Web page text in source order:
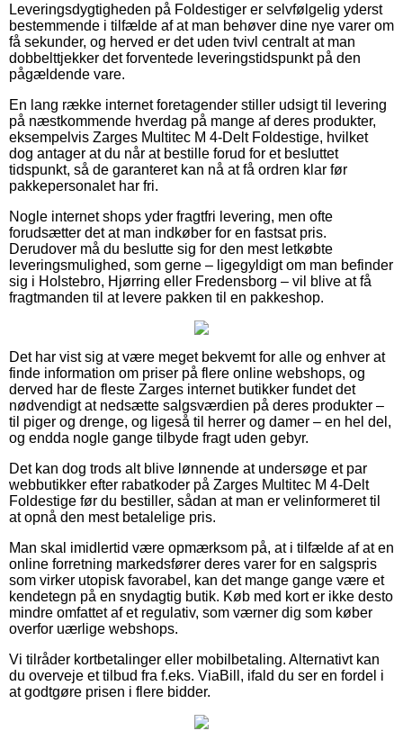
Leveringsdygtigheden på Foldestiger er selvfølgelig yderst
bestemmende i tilfælde af at man behøver dine nye varer om
få sekunder, og herved er det uden tvivl centralt at man
dobbelttjekker det forventede leveringstidspunkt på den
pågældende vare.
En lang række internet foretagender stiller udsigt til levering
på næstkommende hverdag på mange af deres produkter,
eksempelvis Zarges Multitec M 4-Delt Foldestige, hvilket
dog antager at du når at bestille forud for et besluttet
tidspunkt, så de garanteret kan nå at få ordren klar før
pakkepersonalet har fri.
Nogle internet shops yder fragtfri levering, men ofte
forudsætter det at man indkøber for en fastsat pris.
Derudover må du beslutte sig for den mest letkøbte
leveringsmulighed, som gerne – ligegyldigt om man befinder
sig i Holstebro, Hjørring eller Fredensborg – vil blive at få
fragtmanden til at levere pakken til en pakkeshop.
Det har vist sig at være meget bekvemt for alle og enhver at
finde information om priser på flere online webshops, og
derved har de fleste Zarges internet butikker fundet det
nødvendigt at nedsætte salgsværdien på deres produkter –
til piger og drenge, og ligeså til herrer og damer – en hel del,
og endda nogle gange tilbyde fragt uden gebyr.
Det kan dog trods alt blive lønnende at undersøge et par
webbutikker efter rabatkoder på Zarges Multitec M 4-Delt
Foldestige før du bestiller, sådan at man er velinformeret til
at opnå den mest betalelige pris.
Man skal imidlertid være opmærksom på, at i tilfælde af at en
online forretning markedsfører deres varer for en salgspris
som virker utopisk favorabel, kan det mange gange være et
kendetegn på en snydagtig butik. Køb med kort er ikke desto
mindre omfattet af et regulativ, som værner dig som køber
overfor uærlige webshops.
Vi tilråder kortbetalinger eller mobilbetaling. Alternativt kan
du overveje et tilbud fra f.eks. ViaBill, ifald du ser en fordel i
at godtgøre prisen i flere bidder.